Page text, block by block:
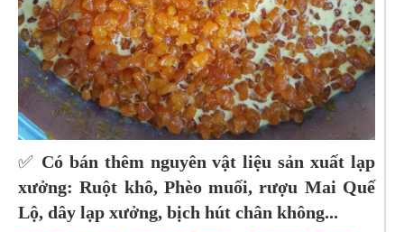
✅ Có bán thêm nguyên vật liệu sản xuất lạp
xưởng: Ruột khô, Phèo muối, rượu Mai Quế
Lộ, dây lạp xưởng, bịch hút chân không...